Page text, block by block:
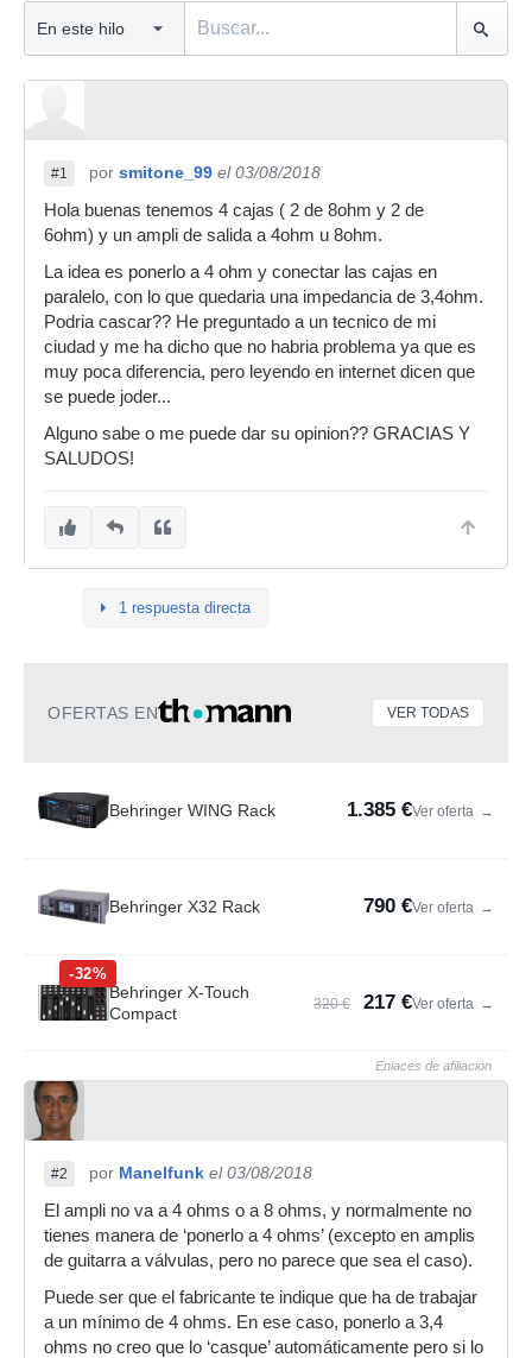
#1 por smitone_99 el 03/08/2018
Hola buenas tenemos 4 cajas ( 2 de 8ohm y 2 de
6ohm) y un ampli de salida a 4ohm u 8ohm.
La idea es ponerlo a 4 ohm y conectar las cajas en
paralelo, con lo que quedaria una impedancia de 3,4ohm.
Podria cascar?? He preguntado a un tecnico de mi
ciudad y me ha dicho que no habria problema ya que es
muy poca diferencia, pero leyendo en internet dicen que
se puede joder...
Alguno sabe o me puede dar su opinion?? GRACIAS Y
SALUDOS!
1 respuesta directa
OFERTAS EN VER TODAS
Behringer WING Rack 1.385 €Ver oferta →
Behringer X32 Rack 790 €Ver oferta →
-32%
Behringer X-Touch
Compact
320 € 217 €Ver oferta →
Enlaces de afiliación
#2 por Manelfunk el 03/08/2018
El ampli no va a 4 ohms o a 8 ohms, y normalmente no
tienes manera de ‘ponerlo a 4 ohms’ (excepto en amplis
de guitarra a válvulas, pero no parece que sea el caso).
Puede ser que el fabricante te indique que ha de trabajar
a un mínimo de 4 ohms. En ese caso, ponerlo a 3,4
ohms no creo que lo ‘casque’ automáticamente pero si lo